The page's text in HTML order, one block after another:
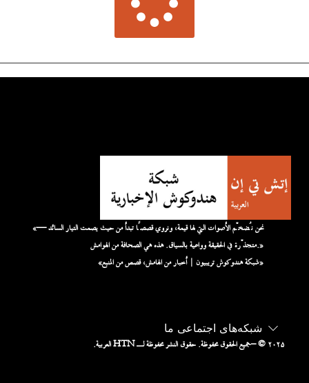
شبکه‌های اجتماعی ما
– © ۲۰۲۵جميع الحقوق محفوظة. حقوق النشر محفوظة لـ HTN العربية.
«نحن نُضخّم الأصوات التي لها قيمة، ونروي قصصًا تبدأ من حيث يصمت التيار السائد —
متجذّرة في الحقيقة وواعية بالسياق. هذه هي الصحافة من الهوامش.»
«شبكة هندوكوش تريبيون | أخبار من الهامش، قصص من المنبع»